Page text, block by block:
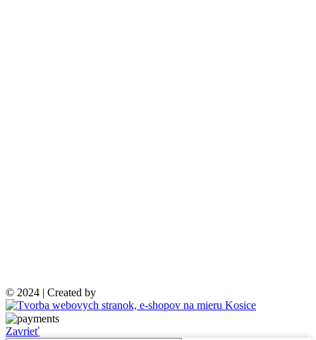
© 2024 | Created by
Zavrieť